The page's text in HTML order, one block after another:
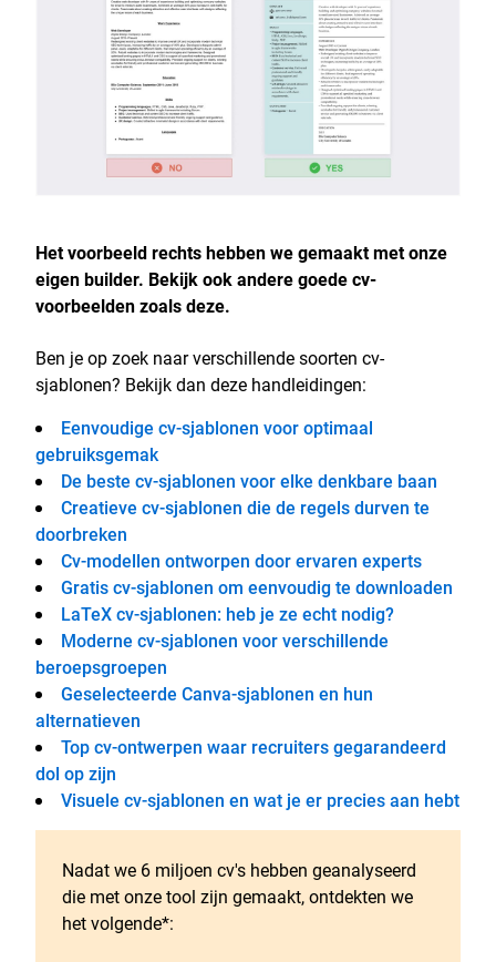
Het voorbeeld rechts hebben we gemaakt met onze
eigen builder. Bekijk ook andere goede cv-
voorbeelden zoals deze.
Ben je op zoek naar verschillende soorten cv-
sjablonen? Bekijk dan deze handleidingen:
Eenvoudige cv-sjablonen voor optimaal
gebruiksgemak
De beste cv-sjablonen voor elke denkbare baan
Creatieve cv-sjablonen die de regels durven te
doorbreken
Cv-modellen ontworpen door ervaren experts
Gratis cv-sjablonen om eenvoudig te downloaden
LaTeX cv-sjablonen: heb je ze echt nodig?
Moderne cv-sjablonen voor verschillende
beroepsgroepen
Geselecteerde Canva-sjablonen en hun
alternatieven
Top cv-ontwerpen waar recruiters gegarandeerd
dol op zijn
Visuele cv-sjablonen en wat je er precies aan hebt
Nadat we 6 miljoen cv's hebben geanalyseerd
die met onze tool zijn gemaakt, ontdekten we
het volgende*: